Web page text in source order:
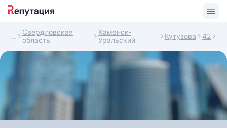
Свердловская
область
Каменск-
Уральский
Кутузова 42